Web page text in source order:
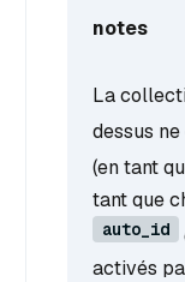
notes
La
dessus
(en tant
tant que
auto_id
activés